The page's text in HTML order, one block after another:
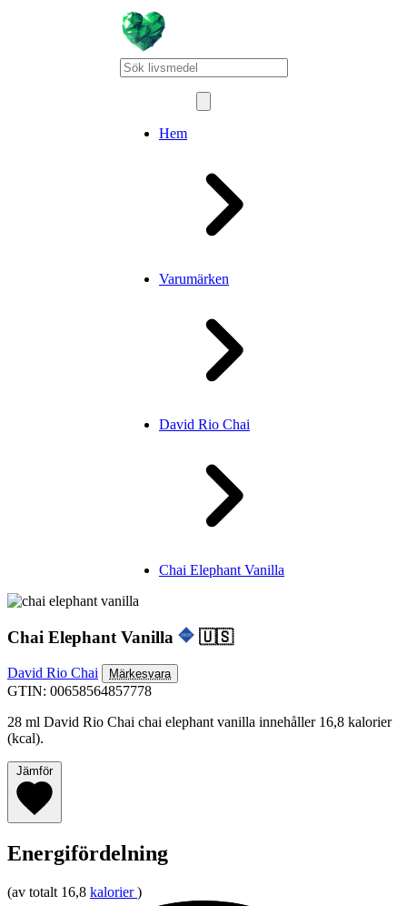
Hem
Varumärken
David Rio Chai
Chai Elephant Vanilla
Chai Elephant Vanilla 🇺🇸
David Rio Chai Märkesvara
GTIN: 00658564857778
28 ml David Rio Chai chai elephant vanilla innehåller 16,8 kalorier
(kcal).
Jämför
Energifördelning
(av totalt 16,8 kalorier )